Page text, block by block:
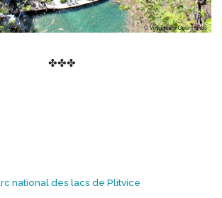
✤✤✤
national des lacs de Plitvice